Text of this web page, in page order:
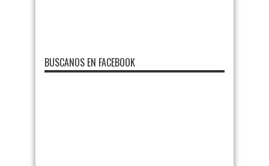
BUSCANOS EN FACEBOOK